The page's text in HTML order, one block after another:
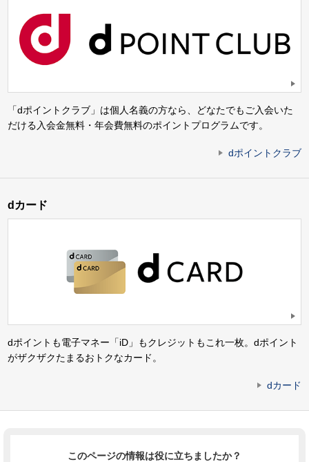
「dポイントクラブ」は個人名義の方なら、どなたでもご入会いた
だける入会金無料・年会費無料のポイントプログラムです。
dポイントクラブ
dカード
dポイントも電子マネー「iD」もクレジットもこれ一枚。dポイント
がザクザクたまるおトクなカード。
dカード
このページの情報は役に立ちましたか？